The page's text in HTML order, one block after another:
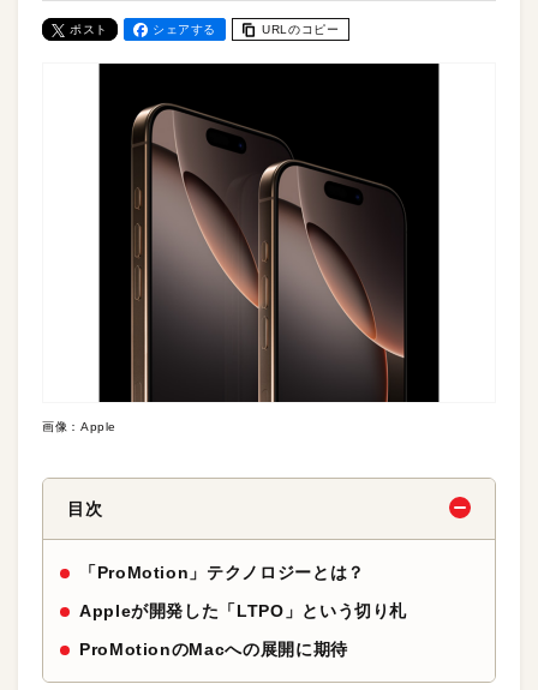
ポスト シェアする URLのコピー
画像：Apple
目次
「ProMotion」テクノロジーとは？
Appleが開発した「LTPO」という切り札
ProMotionのMacへの展開に期待